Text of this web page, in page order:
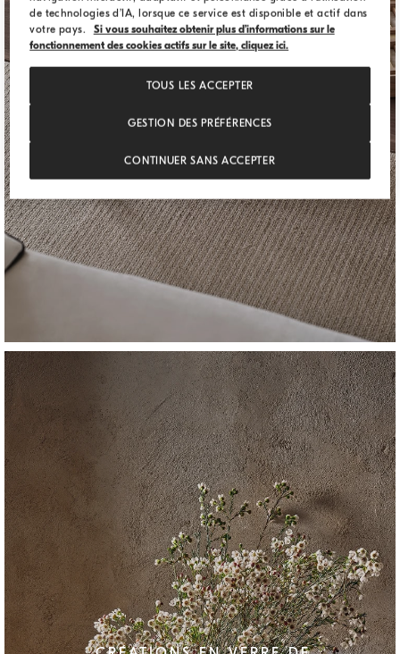
ACCESSOIRES DÉCORATIFS
de technologies d’IA, lorsque ce service est disponible et actif dans
votre pays.
Si vous souhaitez obtenir plus d’informations sur le
fonctionnement des cookies actifs sur le site, cliquez ici.
GESTION DES PRÉFÉRENCES
CONTINUER SANS ACCEPTER
TOUS LES ACCEPTER